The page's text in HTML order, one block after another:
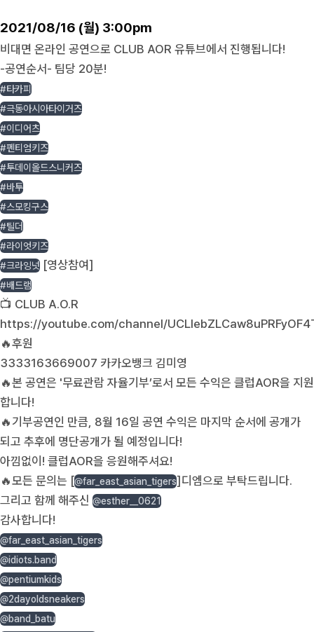
2021/08/16 (월) 3:00pm
비대면 온라인 공연으로 CLUB AOR 유튜브에서 진행됩니다!
-공연순서- 팀당 20분!
#타카피
#극동아시아타이거즈
#이디어츠
#펜티엄키즈
#투데이올드스니커즈
#바투
#스모킹구스
#틸더
#라이엇키즈
#크라잉넛 [영상참여]
#배드램
📺 CLUB A.O.R
https://youtube.com/channel/
🔥후원
3333163669007 카카오뱅크 김미영
🔥본 공연은 '무료관람 자율기부’로서 모든 수익은 클럽AOR을 지원
합니다!
🔥기부공연인 만큼, 8월 16일 공연 수익은 마지막 순서에 공개가
되고 추후에 명단공개가 될 예정입니다!
아낌없이! 클럽AOR을 응원해주셔요!
🔥모든 문의는 [@far_east_asian_tigers]디엠으로 부탁드립니다.
그리고 함께 해주신 @esther__0621
감사합니다!
@far_east_asian_tigers
@idiots.band
@pentiumkids
@2dayoldsneakers
@band_batu